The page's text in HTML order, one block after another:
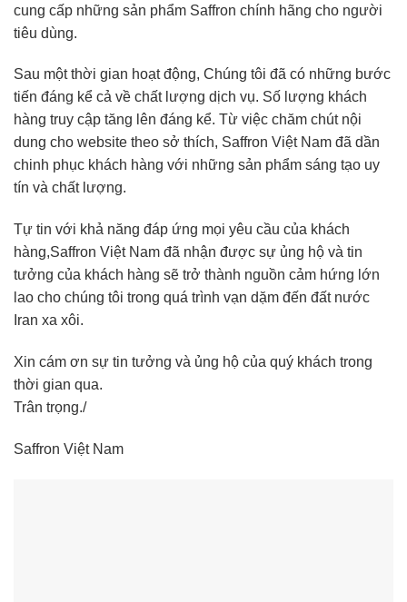
cung cấp những sản phẩm Saffron chính hãng cho người
tiêu dùng.
Sau một thời gian hoạt động, Chúng tôi đã có những bước
tiến đáng kể cả về chất lượng dịch vụ. Số lượng khách
hàng truy cập tăng lên đáng kể. Từ việc chăm chút nội
dung cho website theo sở thích, Saffron Việt Nam đã dần
chinh phục khách hàng với những sản phẩm sáng tạo uy
tín và chất lượng.
Tự tin với khả năng đáp ứng mọi yêu cầu của khách
hàng,Saffron Việt Nam đã nhận được sự ủng hộ và tin
tưởng của khách hàng sẽ trở thành nguồn cảm hứng lớn
lao cho chúng tôi trong quá trình vạn dặm đến đất nước
Iran xa xôi.
Xin cám ơn sự tin tưởng và ủng hộ của quý khách trong
thời gian qua.
Trân trọng./
Saffron Việt Nam